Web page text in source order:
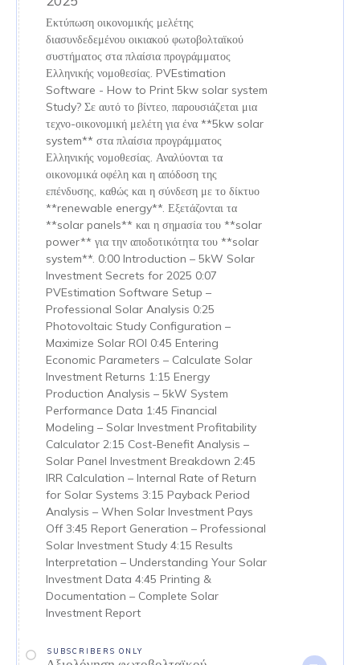
Εκτύπωση οικονομικής μελέτης
διασυνδεδεμένου οικιακού φωτοβολταϊκού
συστήματος στα πλαίσια προγράμματος
Ελληνικής νομοθεσίας. PVEstimation
Software - How to Print 5kw solar system
Study? Σε αυτό το βίντεο, παρουσιάζεται μια
τεχνο-οικονομική μελέτη για ένα **5kw solar
system** στα πλαίσια προγράμματος
Ελληνικής νομοθεσίας. Αναλύονται τα
οικονομικά οφέλη και η απόδοση της
επένδυσης, καθώς και η σύνδεση με το δίκτυο
**renewable energy**. Εξετάζονται τα
**solar panels** και η σημασία του **solar
power** για την αποδοτικότητα του **solar
system**. 0:00 Introduction – 5kW Solar
Investment Secrets for 2025 0:07
PVEstimation Software Setup –
Professional Solar Analysis 0:25
Photovoltaic Study Configuration –
Maximize Solar ROI 0:45 Entering
Economic Parameters – Calculate Solar
Investment Returns 1:15 Energy
Production Analysis – 5kW System
Performance Data 1:45 Financial
Modeling – Solar Investment Profitability
Calculator 2:15 Cost-Benefit Analysis –
Solar Panel Investment Breakdown 2:45
IRR Calculation – Internal Rate of Return
for Solar Systems 3:15 Payback Period
Analysis – When Solar Investment Pays
Off 3:45 Report Generation – Professional
Solar Investment Study 4:15 Results
Interpretation – Understanding Your Solar
Investment Data 4:45 Printing &
Documentation – Complete Solar
Investment Report
SUBSCRIBERS ONLY